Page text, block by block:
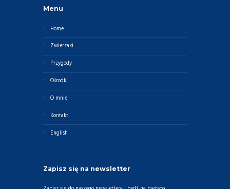
Menu
Home
Zwierzaki
Przygody
Ośrodki
O mnie
Kontakt
English
Zapisz się na newsletter